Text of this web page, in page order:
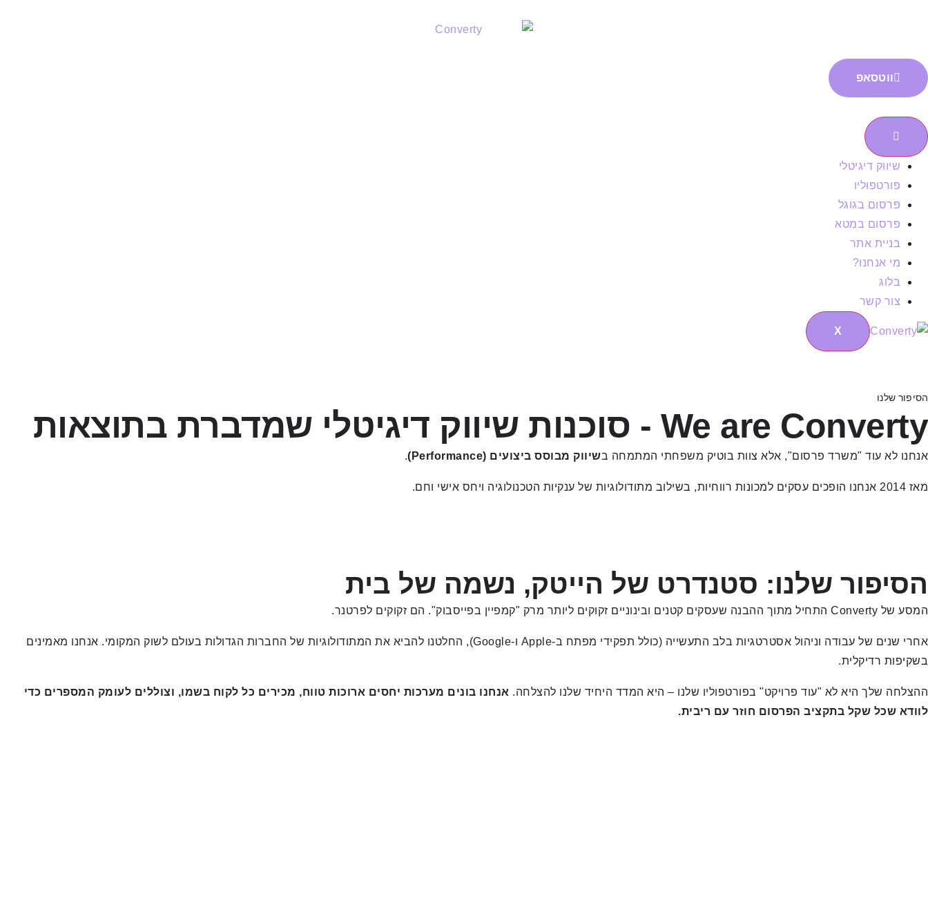
ווטסאפ
שיווק דיגיטלי
פורטפוליו
פרסום בגוגל
פרסום במטא
בניית אתר
מי אנחנו?
בלוג
צור קשר
X
הסיפור שלנו
We are Converty - סוכנות שיווק דיגיטלי שמדברת בתוצאות
אנחנו לא עוד "משרד פרסום", אלא צוות בוטיק משפחתי המתמחה בשיווק מבוסס ביצועים (Performance) .
מאז 2014 אנחנו הופכים עסקים למכונות רווחיות, בשילוב מתודולוגיות של ענקיות הטכנולוגיה ויחס אישי וחם.
הסיפור שלנו: סטנדרט של הייטק, נשמה של בית
המסע של Converty התחיל מתוך ההבנה שעסקים קטנים ובינוניים זקוקים ליותר מרק "קמפיין בפייסבוק". הם זקוקים לפרטנר.
אחרי שנים של עבודה וניהול אסטרטגיות בלב התעשייה (כולל תפקידי מפתח ב-Apple ו-Google), החלטנו להביא את המתודולוגיות של החברות הגדולות בעולם לשוק המקומי. אנחנו מאמינים
בשקיפות רדיקלית.
ההצלחה שלך היא לא "עוד פרויקט" בפורטפוליו שלנו – היא המדד היחיד שלנו להצלחה. אנחנו בונים מערכות יחסים ארוכות טווח, מכירים כל לקוח בשמו, וצוללים לעומק המספרים כדי
לוודא שכל שקל בתקציב הפרסום חוזר עם ריבית.